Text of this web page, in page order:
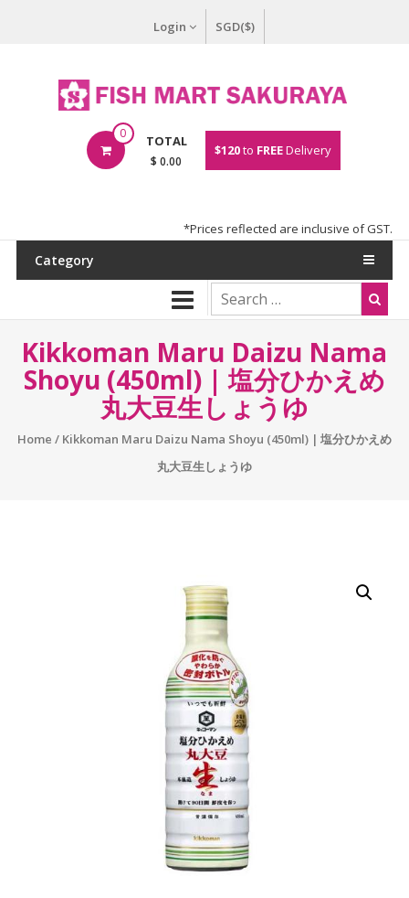
Login SGD($)
0 TOTAL
$ 0.00
$120to FREEDelivery
*Prices reflected are inclusive of GST.
Category
Kikkoman Maru Daizu Nama
Shoyu (450ml) | 塩分ひかえめ
丸大豆生しょうゆ
Home / Kikkoman Maru Daizu Nama Shoyu (450ml) | 塩分ひかえめ
丸大豆生しょうゆ